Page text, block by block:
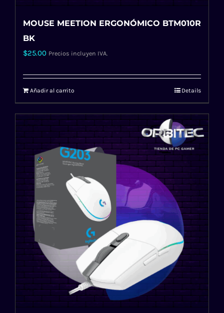
MOUSE MEETION ERGONÓMICO BTM010R
BK
$25.00 Precios incluyen IVA.
Añadir al carrito Details